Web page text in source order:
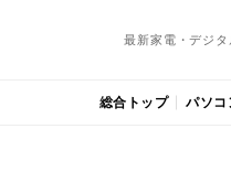
最新家電・デジ
総合トップ パソコ